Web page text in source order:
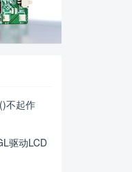
不起作
驱动LCD